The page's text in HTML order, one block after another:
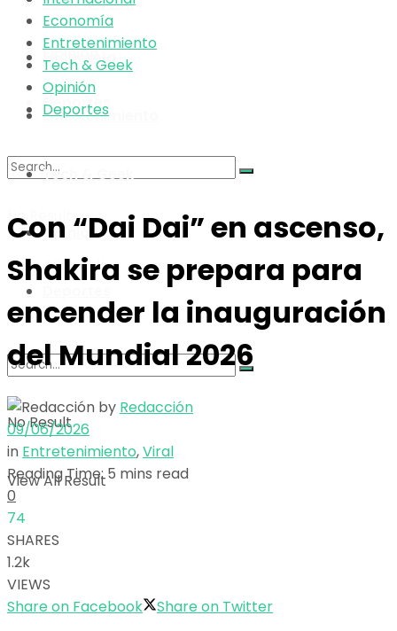
Opinión
Deportes
No Result
View All Result
Economía
Entretenimiento
Tech & Geek
Opinión
No Result
View All Result
Economía
Entretenimiento
Tech & Geek
Opinión
Deportes
Con “Dai Dai” en ascenso,
Shakira se prepara para
encender la inauguración
del Mundial 2026
by Redacción
09/06/2026
in Entretenimiento,Viral
Reading Time: 5 mins read
0
74
SHARES
1.2k
VIEWS
Share on Facebook
Share on Twitter